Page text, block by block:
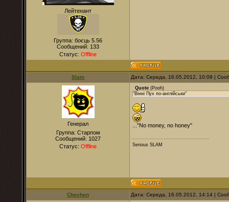
Лейтенант
Группа: боєць 5.56
Сообщений: 133
Статус: Offline
Slam Дата: Середа, 16.05.2012, 10:09 |
Генерал
Группа: Старпом
Сообщений: 1027
Статус: Offline
Quote (Pooh)
"Вінні Пух по-англійськи"
..."No money, no honey"
Serious SLAM
Chechen Дата: Середа, 16.05.2012, 14:14 |